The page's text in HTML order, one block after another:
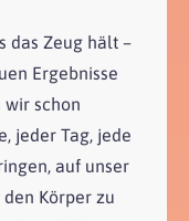
das Zeug hält –
Ergebnisse
wir schon
jeder Tag, jede
auf unser
Körper zu